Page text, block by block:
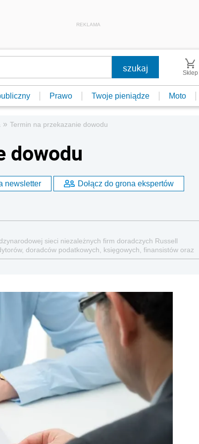
REKLAMA
Sklep
Prawo Twoje pieniądze Moto
» Termin na przekazanie dowodu
dowodu
newsletter Dołącz do grona ekspertów
sieci niezależnych firm doradczych Russell
doradców podatkowych, księgowych, finansistów oraz
w ponad 90 krajach na całym świecie. Grupa posiada